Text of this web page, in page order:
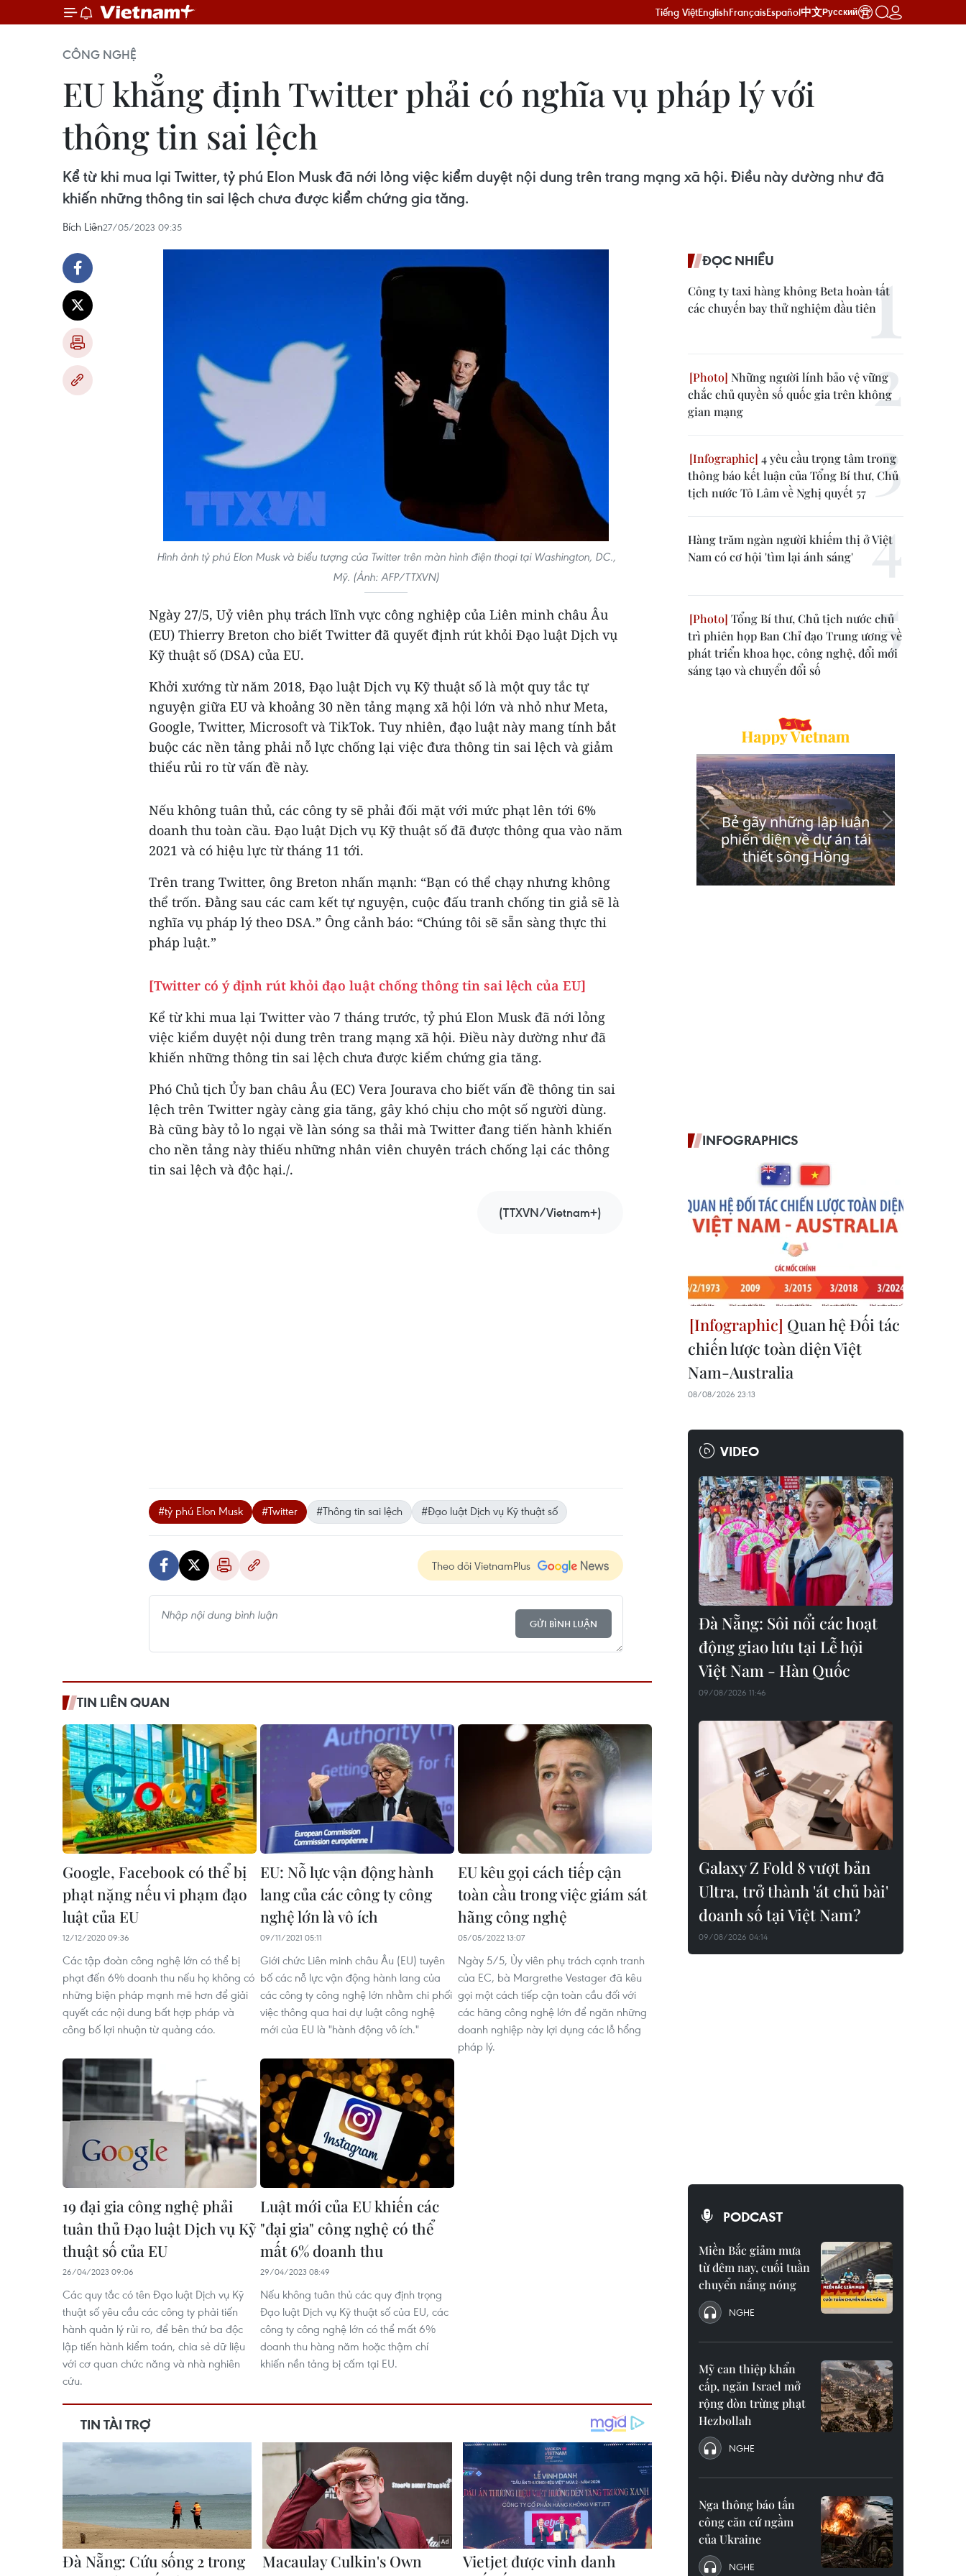
Tiếng ViệtEnglishFrançaisEspañol中文Русский
CÔNG NGHỆ
EU khẳng định Twitter phải có nghĩa vụ pháp lý với
thông tin sai lệch
Kể từ khi mua lại Twitter, tỷ phú Elon Musk đã nới lỏng việc kiểm duyệt nội dung trên trang mạng xã hội. Điều này dường như đã
khiến những thông tin sai lệch chưa được kiểm chứng gia tăng.
Bích Liên27/05/2023 09:35
Hình ảnh tỷ phú Elon Musk và biểu tượng của Twitter trên màn hình điện thoại tại Washington, DC.,
Mỹ. (Ảnh: AFP/TTXVN)
Ngày 27/5, Uỷ viên phụ trách lĩnh vực công nghiệp của Liên minh châu Âu
(EU) Thierry Breton cho biết Twitter đã quyết định rút khỏi Đạo luật Dịch vụ
Kỹ thuật số (DSA) của EU.
Khởi xướng từ năm 2018, Đạo luật Dịch vụ Kỹ thuật số là một quy tắc tự
nguyện giữa EU và khoảng 30 nền tảng mạng xã hội lớn và nhỏ như Meta,
Google, Twitter, Microsoft và TikTok. Tuy nhiên, đạo luật này mang tính bắt
buộc các nền tảng phải nỗ lực chống lại việc đưa thông tin sai lệch và giảm
thiểu rủi ro từ vấn đề này.
Nếu không tuân thủ, các công ty sẽ phải đối mặt với mức phạt lên tới 6%
doanh thu toàn cầu. Đạo luật Dịch vụ Kỹ thuật số đã được thông qua vào năm
2021 và có hiệu lực từ tháng 11 tới.
Trên trang Twitter, ông Breton nhấn mạnh: “Bạn có thể chạy nhưng không
thể trốn. Đằng sau các cam kết tự nguyện, cuộc đấu tranh chống tin giả sẽ là
nghĩa vụ pháp lý theo DSA.” Ông cảnh báo: “Chúng tôi sẽ sẵn sàng thực thi
pháp luật.”
[Twitter có ý định rút khỏi đạo luật chống thông tin sai lệch của EU]
Kể từ khi mua lại Twitter vào 7 tháng trước, tỷ phú Elon Musk đã nới lỏng
việc kiểm duyệt nội dung trên trang mạng xã hội. Điều này dường như đã
khiến những thông tin sai lệch chưa được kiểm chứng gia tăng.
Phó Chủ tịch Ủy ban châu Âu (EC) Vera Jourava cho biết vấn đề thông tin sai
lệch trên Twitter ngày càng gia tăng, gây khó chịu cho một số người dùng.
Bà cũng bày tỏ lo ngại về làn sóng sa thải mà Twitter đang tiến hành khiến
cho nền tảng này thiếu những nhân viên chuyên trách chống lại các thông
tin sai lệch và độc hại./.
(TTXVN/Vietnam+)
#tỷ phú Elon Musk #Twitter #Thông tin sai lệch #Đạo luật Dịch vụ Kỹ thuật số
Theo dõi VietnamPlus
GỬI BÌNH LUẬN
TIN LIÊN QUAN
Google, Facebook có thể bị
phạt nặng nếu vi phạm đạo
luật của EU
12/12/2020 09:36
Các tập đoàn công nghệ lớn có thể bị
phạt đến 6% doanh thu nếu họ không có
những biện pháp mạnh mẽ hơn để giải
quyết các nội dung bất hợp pháp và
công bố lợi nhuận từ quảng cáo.
EU: Nỗ lực vận động hành
lang của các công ty công
nghệ lớn là vô ích
09/11/2021 05:11
Giới chức Liên minh châu Âu (EU) tuyên
bố các nỗ lực vận động hành lang của
các công ty công nghệ lớn nhằm chi phối
việc thông qua hai dự luật công nghệ
mới của EU là "hành động vô ích."
EU kêu gọi cách tiếp cận
toàn cầu trong việc giám sát
hãng công nghệ
05/05/2022 13:07
Ngày 5/5, Ủy viên phụ trách cạnh tranh
của EC, bà Margrethe Vestager đã kêu
gọi một cách tiếp cận toàn cầu đối với
các hãng công nghệ lớn để ngăn những
doanh nghiệp này lợi dụng các lỗ hổng
pháp lý.
19 đại gia công nghệ phải
tuân thủ Đạo luật Dịch vụ Kỹ
thuật số của EU
26/04/2023 09:06
Các quy tắc có tên Đạo luật Dịch vụ Kỹ
thuật số yêu cầu các công ty phải tiến
hành quản lý rủi ro, để bên thứ ba độc
lập tiến hành kiểm toán, chia sẻ dữ liệu
với cơ quan chức năng và nhà nghiên
cứu.
Luật mới của EU khiến các
"đại gia" công nghệ có thể
mất 6% doanh thu
29/04/2023 08:49
Nếu không tuân thủ các quy định trọng
Đạo luật Dịch vụ Kỹ thuật số của EU, các
công ty công nghệ lớn có thể mất 6%
doanh thu hàng năm hoặc thậm chí
khiến nền tảng bị cấm tại EU.
ĐỌC NHIỀU
Công ty taxi hàng không Beta hoàn tất
các chuyến bay thử nghiệm đầu tiên
Những người lính bảo vệ vững
chắc chủ quyền số quốc gia trên không
gian mạng
4 yêu cầu trọng tâm trong
thông báo kết luận của Tổng Bí thư, Chủ
tịch nước Tô Lâm về Nghị quyết 57
Hàng trăm ngàn người khiếm thị ở Việt
Nam có cơ hội 'tìm lại ánh sáng'
Tổng Bí thư, Chủ tịch nước chủ
trì phiên họp Ban Chỉ đạo Trung ương về
phát triển khoa học, công nghệ, đổi mới
sáng tạo và chuyển đổi số
INFOGRAPHICS
Quan hệ Đối tác
chiến lược toàn diện Việt
Nam-Australia
08/08/2026 23:13
VIDEO
Đà Nẵng: Sôi nổi các hoạt
động giao lưu tại Lễ hội
Việt Nam - Hàn Quốc
09/08/2026 11:46
Galaxy Z Fold 8 vượt bản
Ultra, trở thành 'át chủ bài'
doanh số tại Việt Nam?
09/08/2026 04:14
PODCAST
Miền Bắc giảm mưa
từ đêm nay, cuối tuần
chuyển nắng nóng
NGHE
Mỹ can thiệp khẩn
cấp, ngăn Israel mở
rộng đòn trừng phạt
Hezbollah
NGHE
Nga thông báo tấn
công căn cứ ngầm
của Ukraine
NGHE